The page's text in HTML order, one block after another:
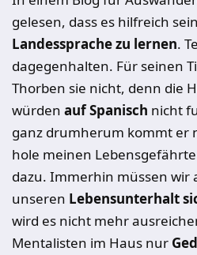
gelesen, dass es hilfreich
Landessprache zu lernen.
dagegenhalten. Für seinen
Thorben sie nicht, denn die
würden auf Spanisch nicht
ganz drumherum kommt er
hole meinen
dazu. Immerhin müssen wir
unseren Lebensunterhalt
wird es nicht mehr
Mentalisten im Haus nur